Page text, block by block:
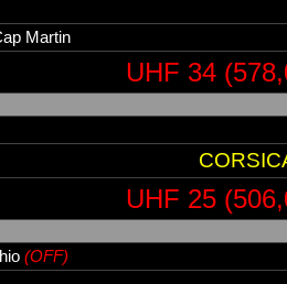
Martin
UHF 34
UHF 25
(OFF)